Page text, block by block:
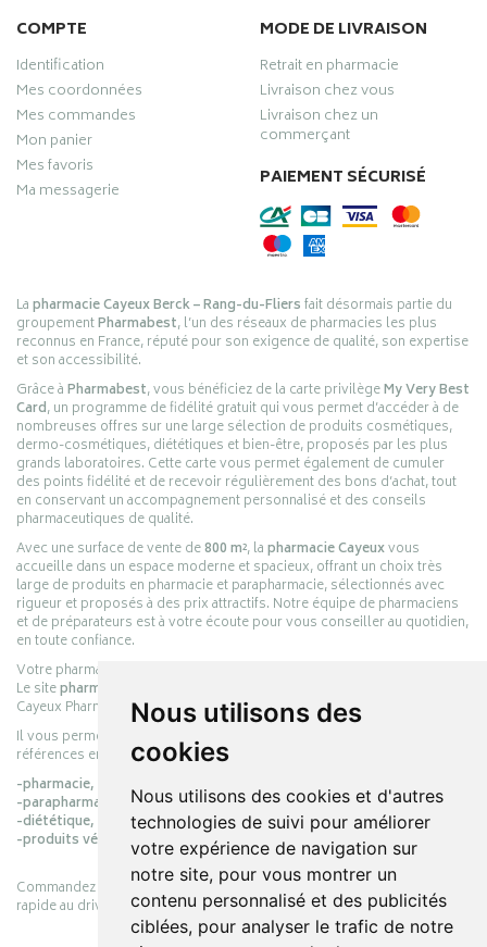
Nous utilisons des
cookies
Nous utilisons des cookies et d'autres
technologies de suivi pour améliorer
votre expérience de navigation sur
notre site, pour vous montrer un
contenu personnalisé et des publicités
ciblées, pour analyser le trafic de notre
COMPTE
Identification
Mes coordonnées
Mes commandes
Mon panier
Mes favoris
Ma messagerie
MODE DE LIVRAISON
Retrait en pharmacie
Livraison chez vous
Livraison chez un
commerçant
PAIEMENT SÉCURISÉ
Lapharmacie Cayeux Berck – Rang-du-Fliersfait désormais partie du
groupementPharmabest, l’un des réseaux de pharmacies les plus
reconnus en France, réputé pour son exigence de qualité, son expertise
et son accessibilité.
Grâce àPharmabest, vous bénéficiez de la carte privilègeMy Very Best
Card, un programme de fidélité gratuit qui vous permet d’accéder à de
nombreuses offres sur une large sélection de produits cosmétiques,
dermo-cosmétiques, diététiques et bien-être, proposés par les plus
grands laboratoires. Cette carte vous permet également de cumuler
des points fidélité et de recevoir régulièrement des bons d’achat, tout
en conservant un accompagnement personnalisé et des conseils
pharmaceutiques de qualité.
Avec une surface de vente de800 m², lapharmacie Cayeuxvous
accueille dans un espace moderne et spacieux, offrant un choix très
large de produits en pharmacie et parapharmacie, sélectionnés avec
rigueur et proposés à des prix attractifs. Notre équipe de pharmaciens
et de préparateurs est à votre écoute pour vous conseiller au quotidien,
en toute confiance.
Votre pharmacie en ligne :
Le sitepharmacie-cayeux.fr
Cayeux Pharmabest Berck-sur-Mer – Rang-du-Fliers.
Il vous permet de réaliser vos achats en ligne parmi des milliers de
références en :
-pharmacie,
-parapharmacie,
-diététique,
-produits vétérinaires.
Commandez simplement vos produits en ligne et choisissez le retrait
rapide au drive ou la livraison à domicile, en toute simplicité.